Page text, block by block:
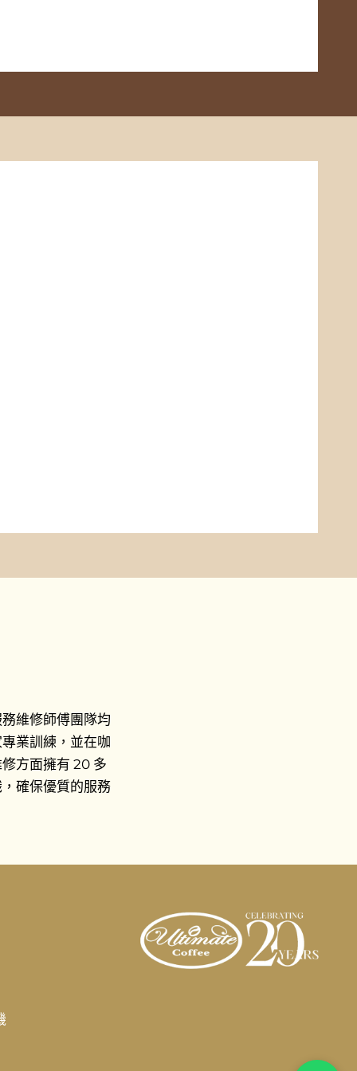
維修師傅團隊均
業訓練，並在咖
方面擁有 20 多
確保優質的服務